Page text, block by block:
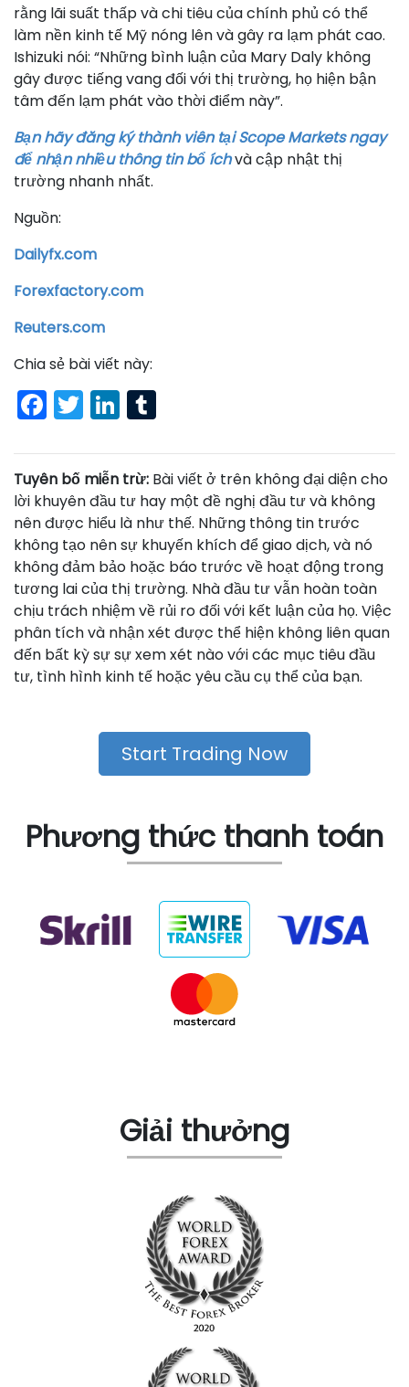
rằng lãi suất thấp và chi tiêu của chính phủ có thể
làm nền kinh tế Mỹ nóng lên và gây ra lạm phát cao.
Ishizuki nói: “Những bình luận của Mary Daly không
gây được tiếng vang đối với thị trường, họ hiện bận
tâm đến lạm phát vào thời điểm này”.
Bạn hãy đăng ký thành viên tại Scope Markets ngay
để nhận nhiều thông tin bổ íchvà cập nhật thị
trường nhanh nhất.
Nguồn:
Dailyfx.com
Forexfactory.com
Reuters.com
Chia sẻ bài viết này:
Facebook
TwitterLinkedIn
Tuyên bố miễn trừ: Bài viết ở trên không đại diện cho
lời khuyên đầu tư hay một đề nghị đầu tư và không
nên được hiểu là như thế. Những thông tin trước
không tạo nên sự khuyến khích để giao dịch, và nó
không đảm bảo hoặc báo trước về hoạt động trong
tương lai của thị trường. Nhà đầu tư vẫn hoàn toàn
chịu trách nhiệm về rủi ro đối với kết luận của họ. Việc
phân tích và nhận xét được thể hiện không liên quan
đến bất kỳ sự sự xem xét nào với các mục tiêu đầu
tư, tình hình kinh tế hoặc yêu cầu cụ thể của bạn.
Start Trading Now
Phương thức thanh toán
Giải thưởng